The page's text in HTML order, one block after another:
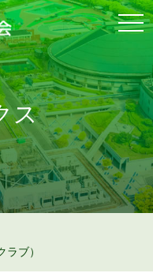
ス
ブ）